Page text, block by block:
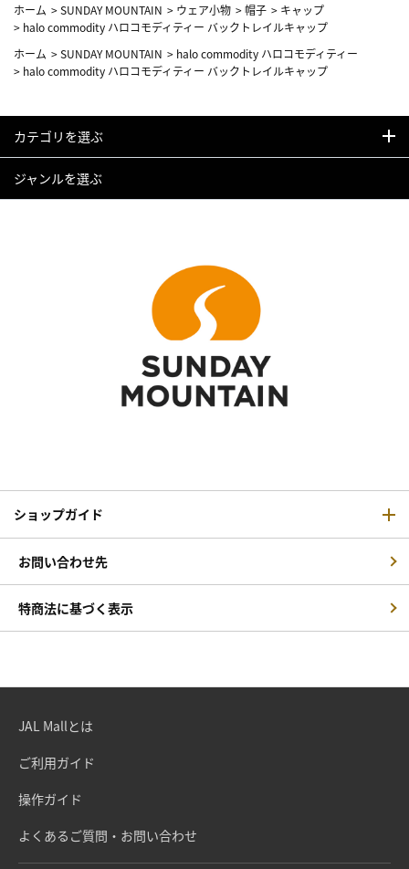
ホーム >SUNDAY MOUNTAIN > ウェア小物 >帽子 > キャップ
> halo commodity ハロコモディティー バックトレイルキャップ
ホーム >SUNDAY MOUNTAIN > halo commodity ハロコモディティー
> halo commodity ハロコモディティー バックトレイルキャップ
カテゴリを選ぶ
ジャンルを選ぶ
ショップガイド
お問い合わせ先
特商法に基づく表示
JAL Mallとは
ご利用ガイド
操作ガイド
よくあるご質問・お問い合わせ